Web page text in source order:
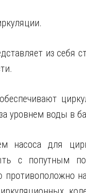
из себя
уровнем воды в
насоса для
с попутным